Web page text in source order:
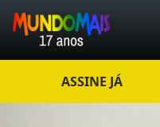
ASSINE JÁ